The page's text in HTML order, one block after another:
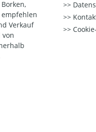
empfehlen
Verkauf
von